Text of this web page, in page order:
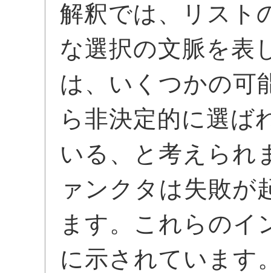
解釈では、リスト
な選択の文脈を表
は、いくつかの可
ら非決定的に選ば
いる、と考えられ
ァンクタは失敗が
ます。これらのイ
に示されています